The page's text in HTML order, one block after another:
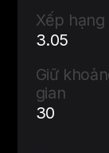
Xếp hạng
3.05
Giữ
gian
30